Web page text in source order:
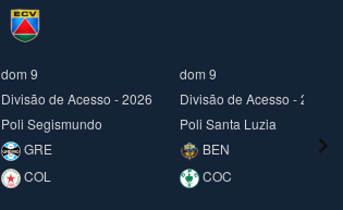
dom 9
Divisão de Acesso - 2026
Poli Segismundo
GRE
COL
dom 9
Divisão de Acesso - 2026
Poli Santa Luzia
BEN
COC